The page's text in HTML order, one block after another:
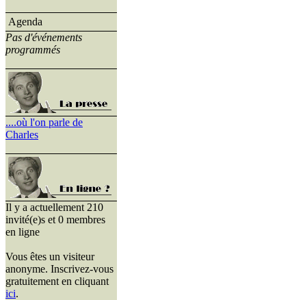
Agenda
Pas d'événements
programmés
....où l'on parle de
Charles
Il y a actuellement 210
invité(e)s et 0 membres
en ligne
Vous êtes un visiteur
anonyme. Inscrivez-vous
gratuitement en cliquant
ici.